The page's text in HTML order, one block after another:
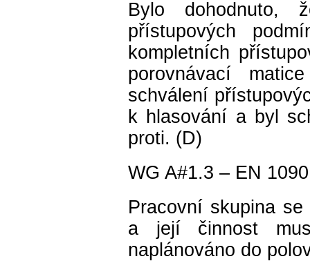
Bylo dohodnuto,
přístupových
kompletních
porovnávací
schválení
k hlasování a byl
proti. (D)
WG A#1.3 – EN
Pracovní skupina
a její činnost
naplánováno do